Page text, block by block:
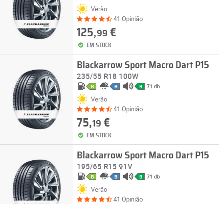
Verão
41 Opinião
125,99 €
EM STOCK
Blackarrow Sport Macro Dart P15
235/55 R18 100W
B B B 71 db
Verão
41 Opinião
75,19 €
EM STOCK
Blackarrow Sport Macro Dart P15
195/65 R15 91V
B B B 71 db
Verão
41 Opinião